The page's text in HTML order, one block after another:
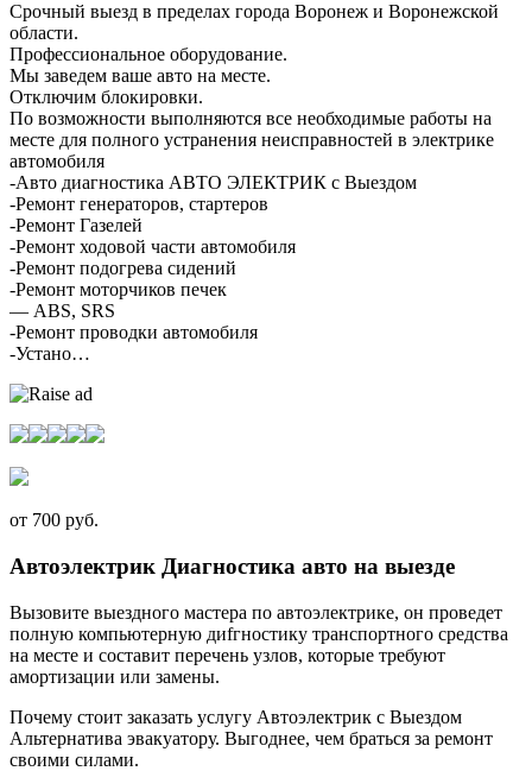
Срочный выезд в пределах города Воронеж и Воронежской
области.
Профессиональное оборудование.
Мы заведем ваше авто на месте.
Отключим блокировки.
По возможности выполняются все необходимые работы на
месте для полного устранения неисправностей в электрике
автомобиля
-Авто диагностика АВТО ЭЛЕКТРИК с Выездом
-Ремонт генераторов, стартеров
-Ремонт Газелей
-Ремонт ходовой части автомобиля
-Ремонт подогрева сидений
-Ремонт моторчиков печек
— АВS, SRS
-Ремонт проводки автомобиля
-Устано…
от 700 руб.
Автоэлектрик Диагностика авто на выезде
Вызовите выездного мастера по автоэлектрике, он проведет
полную компьютерную диfгностику транспортного средства
на месте и составит перечень узлов, которые требуют
амортизации или замены.
Почему стоит заказать услугу Автоэлектрик с Выездом
Альтернатива эвакуатору. Выгоднее, чем браться за ремонт
своими силами.